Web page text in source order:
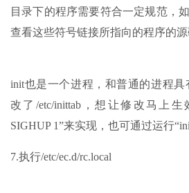
目录下的程序需要符合一定规范，
查看这些符号链接所指向的程序的源
init也是一个进程，和普通的进程
改了/etc/inittab，想让修改马上
SIGHUP 1”来实现，也可通过运行
7.执行/etc/ec.d/rc.local